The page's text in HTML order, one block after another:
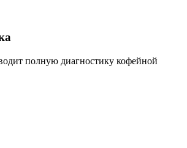
полную диагностику кофейной